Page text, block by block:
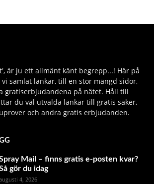
är ju ett allmänt känt begrepp...! Här på
samlat länkar, till en stor mängd sidor,
gratiserbjudandena på nätet. Håll till
du väl utvalda länkar till gratis saker,
och andra gratis erbjudanden.
Mail – finns gratis e-posten kvar?
gör du idag
4, 2026